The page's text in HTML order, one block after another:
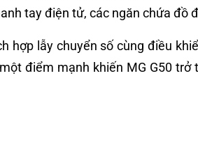
tay điện tử, các ngăn chứa đồ
hợp lẫy chuyển số cùng điều
điểm mạnh khiến MG G50